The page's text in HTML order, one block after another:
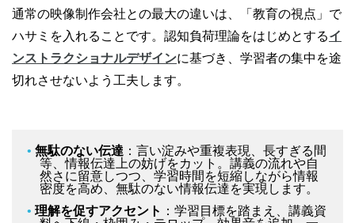
通常の映像制作会社との最大の違いは、「教育の視点」で
ハサミを入れることです。認知負荷理論をはじめとするイ
ンストラクショナルデザインに基づき、学習者の集中を途
切れさせないよう工夫します。
無駄のない伝達 ：言い淀みや重複表現、長すぎる間
等、情報伝達上の妨げをカット。講義の流れや自
然さに留意しつつ、学習時間を短縮しながら情報
密度を高め、無駄のない情報伝達を実現します。
理解を促すアクセント ：学習目標を踏まえ、講義資